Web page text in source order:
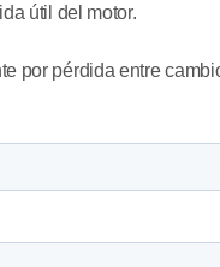
útil del motor.
por pérdida entre